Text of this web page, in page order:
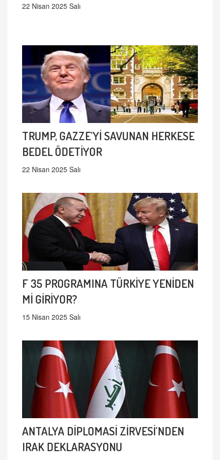
22 Nisan 2025 Salı
TRUMP, GAZZE'Yİ SAVUNAN HERKESE
BEDEL ÖDETİYOR
22 Nisan 2025 Salı
F 35 PROGRAMINA TÜRKİYE YENİDEN
Mİ GİRİYOR?
15 Nisan 2025 Salı
ANTALYA DİPLOMASİ ZİRVESİ'NDEN
IRAK DEKLARASYONU